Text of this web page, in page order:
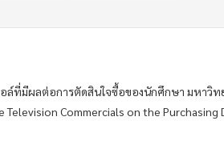
ที่มีผลต่อการตัดสินใจซื้อของนักศึกษา มหาวิท
Commercials on the Purchasing